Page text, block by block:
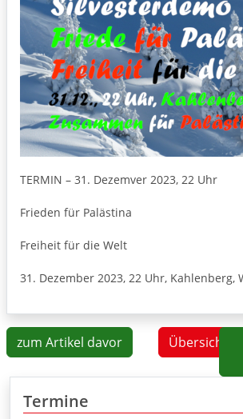
TERMIN – 31. Dezemver 2023, 22 Uhr
Frieden für Palästina
Freiheit für die Welt
31. Dezember 2023, 22 Uhr, Kahlenberg,
zum Artikel davor Übersicht
Termine